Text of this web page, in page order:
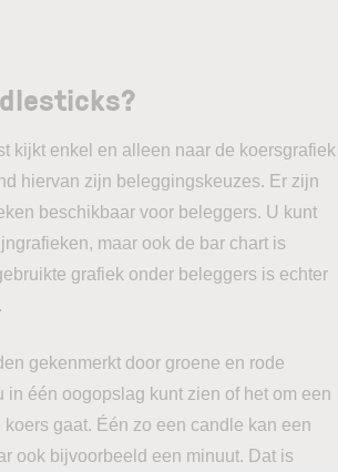
kijkt enkel en alleen naar de koersgrafiek
hiervan zijn beleggingskeuzes. Er zijn
beschikbaar voor beleggers. U kunt
maar ook de bar chart is
grafiek onder beleggers is echter
gekenmerkt door groene en rode
in één oogopslag kunt zien of het om een
gaat. Één zo een candle kan een
ook bijvoorbeeld een minuut. Dat is